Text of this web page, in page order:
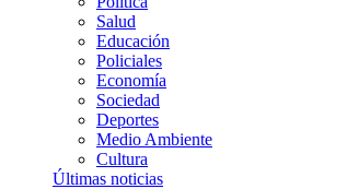
Salud
Educación
Policiales
Economía
Sociedad
Deportes
Medio Ambiente
Cultura
Últimas noticias